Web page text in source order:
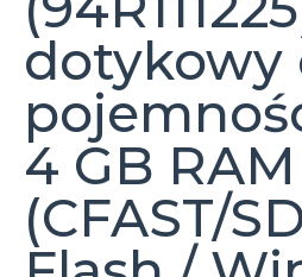
dotykowy
4 GB
(CFAST/